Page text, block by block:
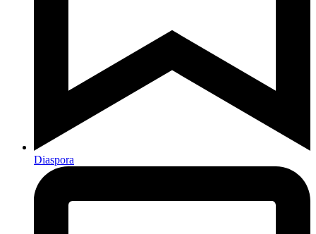
Diaspora